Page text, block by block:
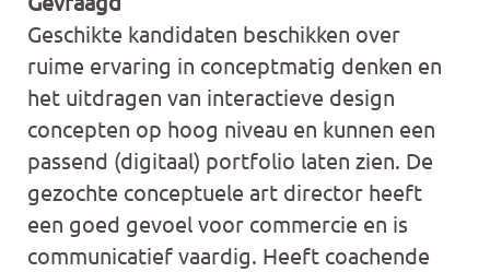
Geschikte kandidaten beschikken over
ruime ervaring in conceptmatig denken en
het uitdragen van interactieve design
concepten op hoog niveau en kunnen een
passend (digitaal) portfolio laten zien. De
gezochte conceptuele art director heeft
een goed gevoel voor commercie en is
communicatief vaardig. Heeft coachende